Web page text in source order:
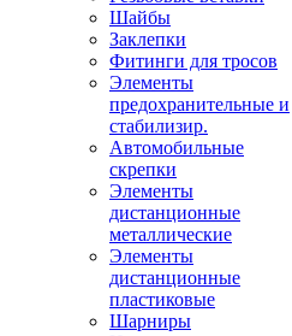
Шайбы
Заклепки
Фитинги для тросов
Элементы
предохранительные и
стабилизир.
Автомобильные
скрепки
Элементы
дистанционные
металлические
Элементы
дистанционные
пластиковые
Шарниры